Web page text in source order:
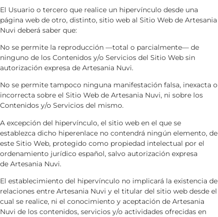
El Usuario o tercero que realice un hipervínculo desde una
página web de otro, distinto, sitio web al Sitio Web de Artesania
Nuvi deberá saber que:
No se permite la reproducción —total o parcialmente— de
ninguno de los Contenidos y/o Servicios del Sitio Web sin
autorización expresa de Artesania Nuvi.
No se permite tampoco ninguna manifestación falsa, inexacta o
incorrecta sobre el Sitio Web de Artesania Nuvi, ni sobre los
Contenidos y/o Servicios del mismo.
A excepción del hipervínculo, el sitio web en el que se
establezca dicho hiperenlace no contendrá ningún elemento, de
este Sitio Web, protegido como propiedad intelectual por el
ordenamiento jurídico español, salvo autorización expresa
de Artesania Nuvi.
El establecimiento del hipervínculo no implicará la existencia de
relaciones entre Artesania Nuvi y el titular del sitio web desde el
cual se realice, ni el conocimiento y aceptación de Artesania
Nuvi de los contenidos, servicios y/o actividades ofrecidas en